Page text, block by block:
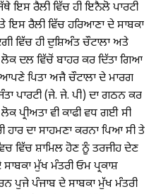
ਇਸ ਰੈਲੀ ਵਿੱਚ ਹੀ ਇਨੈਲੋ ਪਾਰਟੀ
ਰੈਲੀ ਵਿੱਚ ਹਰਿਆਣਾ ਦੇ ਸਾਬਕਾ
ਵਿੱਚ ਹੀ ਦੁਸ਼ਿਅੰਤ ਚੌਟਾਲਾ ਅਤੇ
ਦਲ ਵਿੱਚੋਂ ਬਾਹਰ ਕਰ ਦਿੱਤਾ ਗਿਆ
ਪਿਤਾ ਅਜੈ ਚੌਟਾਲਾ ਦੇ ਮਾਰਗ
ਪਾਰਟੀ (ਜੇ. ਜੇ. ਪੀ) ਦਾ ਗਠਨ ਕਰ
ਪ੍ਰੀਅਤਾ ਵੀ ਕਾਫੀ ਵਧ ਗਈ ਸੀ
ਹਾਰ ਦਾ ਸਾਹਮਣਾ ਕਰਨਾ ਪਿਆ ਸੀ ਤੇ
ਵਿੱਚ ਸ਼ਾਮਿਲ ਹੋਣ ਨੂੰ ਤਰਜੀਹ ਦੇਣ
ਮੁੱਖ ਮੰਤਰੀ ਓਮ ਪ੍ਰਕਾਸ਼
ਪੁਜੇ ਪੰਜਾਬ ਦੇ ਸਾਬਕਾ ਮੁੱਖ ਮੰਤਰੀ